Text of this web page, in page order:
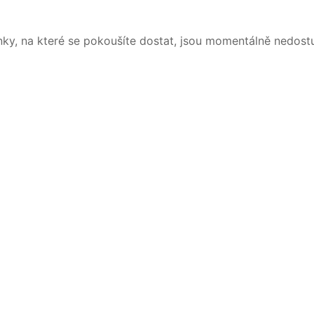
na které se pokoušíte dostat, jsou momentálně